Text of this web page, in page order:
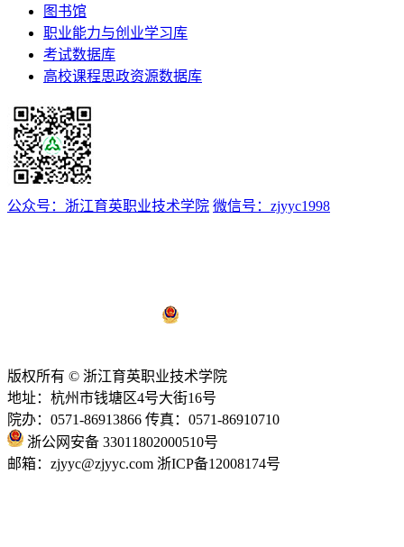
图书馆
职业能力与创业学习库
考试数据库
高校课程思政资源数据库
公众号：浙江育英职业技术学院 微信号：zjyyc1998
版权所有 © 浙江育英职业技术学院
地址：杭州市钱塘区4号大街16号
院办：0571-86913866 传真：0571-86910710
浙公网安备 33011802000510号
邮箱：zjyyc@zjyyc.com 浙ICP备12008174号